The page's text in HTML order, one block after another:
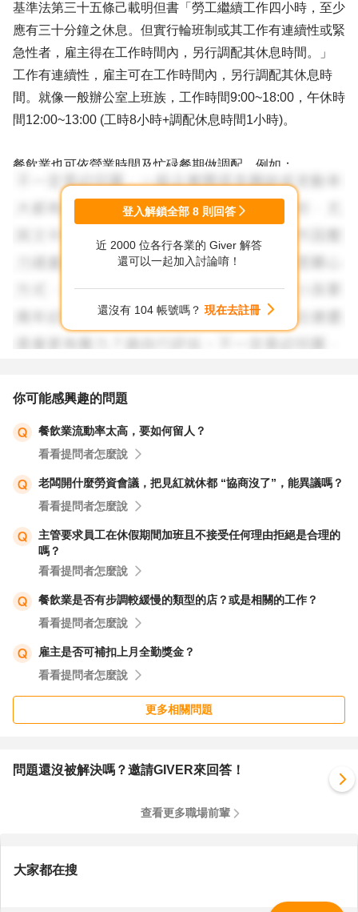
基準法第三十五條己載明但書「勞工繼續工作四小時，至少
應有三十分鐘之休息。但實行輪班制或其工作有連續性或緊
急性者，雇主得在工作時間內，另行調配其休息時間。」
工作有連續性，雇主可在工作時間內，另行調配其休息時
間。就像一般辦公室上班族，工作時間9:00~18:00，午休時
間12:00~13:00 (工時8小時+調配休息時間1小時)。
餐飲業也可依營業時間及忙碌餐期做調配，例如：
一天工作時間為10:30~19:30，可拆成10:30-15:00(工時4.5
小時) +15:00-16:00 (1小時吃飯休息)+16:00-19:30 (工時3.5
比較常發生在中餐廳，大部分因為現場營運餐期為午餐
這需從業者經營形態來做人力安排，若是在百貨做全餐期
一小時，不算是空班。
最後，針對餐飲業人力安排的個作法與建議：
1.運用兼職人力補充忙碌的餐期時段
早上開店時只需要一位A正職人員10:00-19:00
(10:00~11:00做備餐)；
另一位B正職人員班別為11:00~20:00 (在餐期準備忙碌時來
卡班)；
再換B休息用餐，打烊收班就由B來執行。
如此這樣二個餐期(午餐、晚餐)都有兩個人力在現場。
若生意更好時，也可以在午餐和晚餐時段雇用兼職PT來補
充人力，彈性應用。
以上提供參考，希望對您有幫助。
登入解鎖全部 8 則回答
近 2000 位各行各業的 Giver 解答
還可以一起加入討論唷！
還沒有 104 帳號嗎？ 現在去註冊
你可能感興趣的問題
餐飲業流動率太高，要如何留人？
看看提問者怎麼說
老闆開什麼勞資會議，把見紅就休都 “協商沒了”，能異議嗎？
看看提問者怎麼說
主管要求員工在休假期間加班且不接受任何理由拒絕是合理的
嗎？
看看提問者怎麼說
餐飲業是否有步調較緩慢的類型的店？或是相關的工作？
看看提問者怎麼說
雇主是否可補扣上月全勤獎金？
看看提問者怎麼說
更多相關問題
問題還沒被解決嗎？邀請GIVER來回答！
查看更多職場前輩
大家都在搜